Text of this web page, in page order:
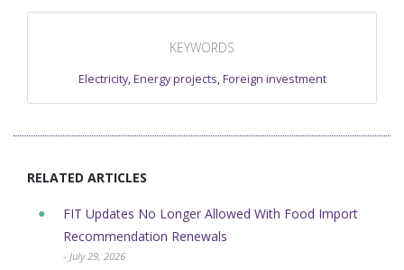
KEYWORDS
Electricity,Energy projects,Foreign investment
RELATED ARTICLES
FIT Updates No Longer Allowed With Food Import
Recommendation Renewals
- July 29, 2026